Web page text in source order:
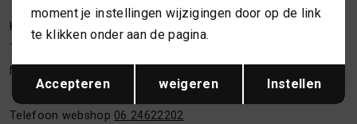
TOPS EN SHIRTS
TRUIEN
VESTEN
Kleine Overstraat 36a
7411 JM Deventer
Nederland
Telefoon webshop 06 24622202
Terug Opslaan
moment je instellingen wijzigingen door op de link
te klikken onder aan de pagina.
Accepteren weigeren Instellen